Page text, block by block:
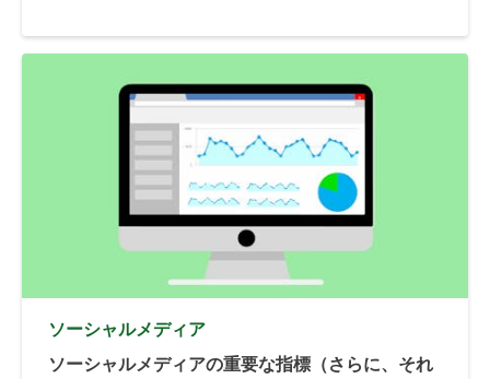
ソーシャルメディア
ソーシャルメディアの重要な指標（さらに、それ